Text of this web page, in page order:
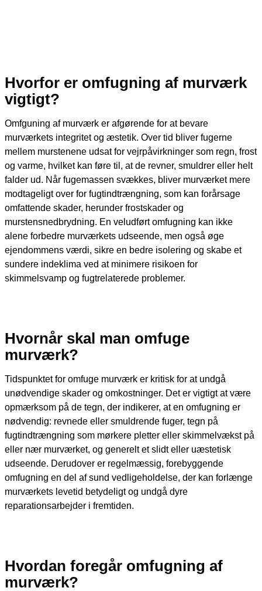
Hvorfor er omfugning af murværk
vigtigt?
Omfguning af murværk er afgørende for at bevare
murværkets integritet og æstetik. Over tid bliver fugerne
mellem murstenene udsat for vejrpåvirkninger som regn, frost
og varme, hvilket kan føre til, at de revner, smuldrer eller helt
falder ud. Når fugemassen svækkes, bliver murværket mere
modtageligt over for fugtindtrængning, som kan forårsage
omfattende skader, herunder frostskader og
murstensnedbrydning. En veludført omfugning kan ikke
alene forbedre murværkets udseende, men også øge
ejendommens værdi, sikre en bedre isolering og skabe et
sundere indeklima ved at minimere risikoen for
skimmelsvamp og fugtrelaterede problemer.
Hvornår skal man omfuge
murværk?
Tidspunktet for omfuge murværk er kritisk for at undgå
unødvendige skader og omkostninger. Det er vigtigt at være
opmærksom på de tegn, der indikerer, at en omfugning er
nødvendig: revnede eller smuldrende fuger, tegn på
fugtindtrængning som mørkere pletter eller skimmelvækst på
eller nær murværket, og generelt et slidt eller uæstetisk
udseende. Derudover er regelmæssig, forebyggende
omfugning en del af sund vedligeholdelse, der kan forlænge
murværkets levetid betydeligt og undgå dyre
reparationsarbejder i fremtiden.
Hvordan foregår omfugning af
murværk?